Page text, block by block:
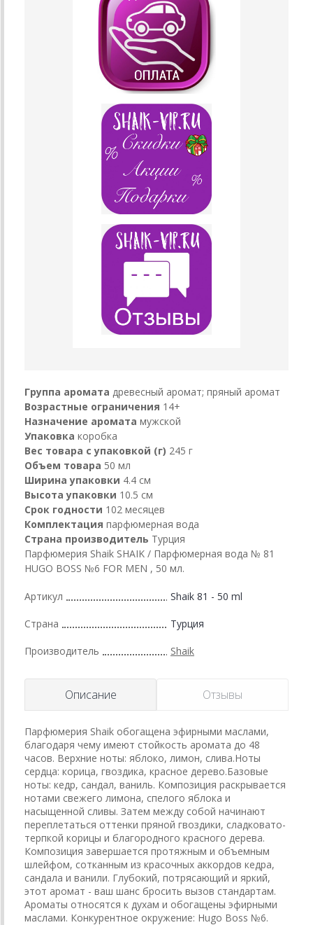
Группа аромата древесный аромат; пряный аромат
Возрастные ограничения 14+
Назначение аромата мужской
Упаковка коробка
Вес товара с упаковкой (г) 245 г
Объем товара 50 мл
Ширина упаковки 4.4 см
Высота упаковки 10.5 см
Срок годности 102 месяцев
Комплектация парфюмерная вода
Страна производитель Турция
Парфюмерия Shaik SHAIK / Парфюмерная вода № 81
HUGO BOSS №6 FOR MEN , 50 мл.
Артикул Shaik 81 - 50 ml
Страна Турция
Производитель Shaik
Описание Отзывы
Парфюмерия Shaik обогащена эфирными маслами,
благодаря чему имеют стойкость аромата до 48
часов. Верхние ноты: яблоко, лимон, слива.Ноты
сердца: корица, гвоздика, красное дерево.Базовые
ноты: кедр, сандал, ваниль. Композиция раскрывается
нотами свежего лимона, спелого яблока и
насыщенной сливы. Затем между собой начинают
переплетаться оттенки пряной гвоздики, сладковато-
терпкой корицы и благородного красного дерева.
Композиция завершается протяжным и объемным
шлейфом, сотканным из красочных аккордов кедра,
сандала и ванили. Глубокий, потрясающий и яркий,
этот аромат - ваш шанс бросить вызов стандартам.
Ароматы относятся к духам и обогащены эфирными
маслами. Конкурентное окружение: Hugo Boss №6.